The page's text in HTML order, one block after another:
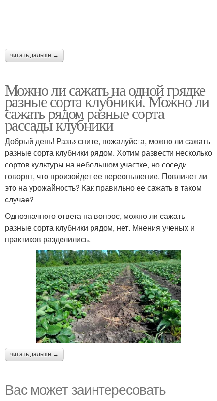
читать дальше →
Можно ли сажать на одной грядке
разные сорта клубники. Можно ли
сажать рядом разные сорта
рассады клубники
Добрый день! Разъясните, пожалуйста, можно ли сажать
разные сорта клубники рядом. Хотим развести несколько
сортов культуры на небольшом участке, но соседи
говорят, что произойдет ее переопыление. Повлияет ли
это на урожайность? Как правильно ее сажать в таком
случае?
Однозначного ответа на вопрос, можно ли сажать
разные сорта клубники рядом, нет. Мнения ученых и
практиков разделились.
читать дальше →
Вас может заинтересовать